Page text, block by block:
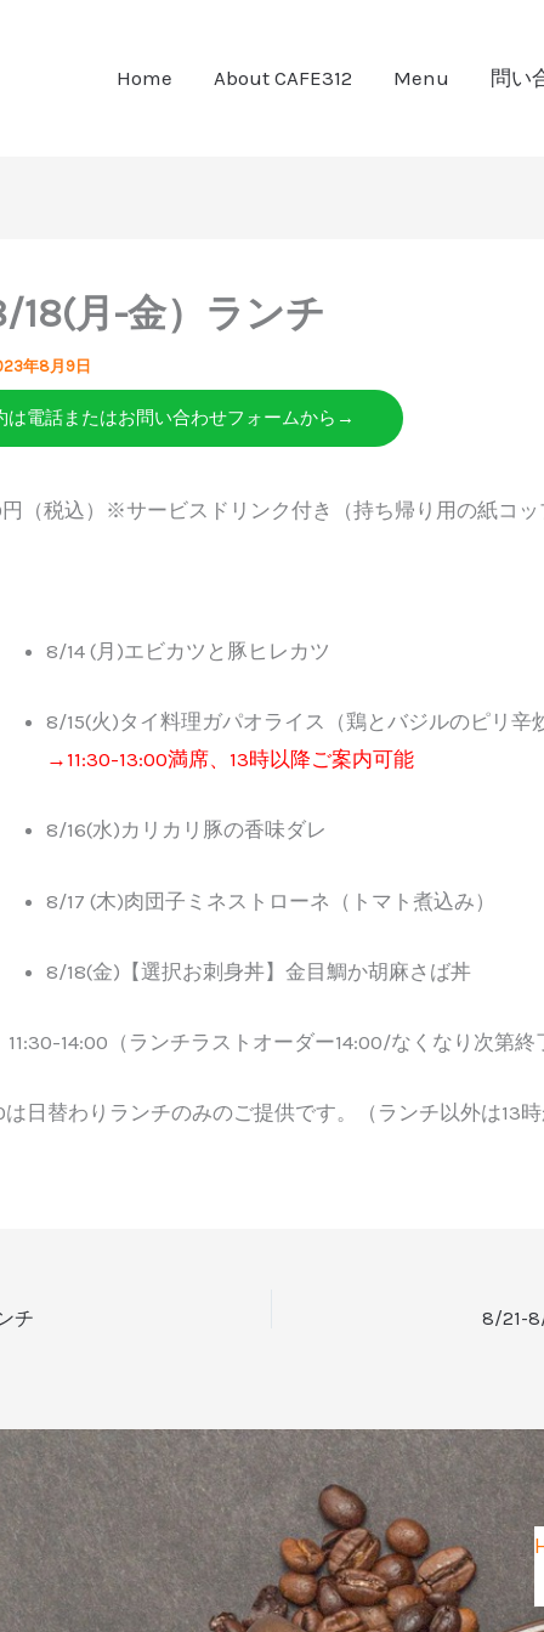
Home About CAFE312 Menu 問い
18(月-金）ランチ
年8月9日
は電話またはお問い合わせフォームから→
（税込）※サービスドリンク付き（持ち帰り用の紙コッ
8/14 (月)エビカツと豚ヒレカツ
8/15(火)タイ料理ガパオライス（鶏とバジルのピリ辛
→11:30-13:00満席、13時以降ご案内可能
8/16(水)カリカリ豚の香味ダレ
8/17 (木)肉団子ミネストローネ（トマト煮込み）
8/18(金)【選択お刺身丼】金目鯛か胡麻さば丼
14:00（ランチラストオーダー14:00/なくなり次第終
は日替わりランチのみのご提供です。（ランチ以外は13
チ 8/21-